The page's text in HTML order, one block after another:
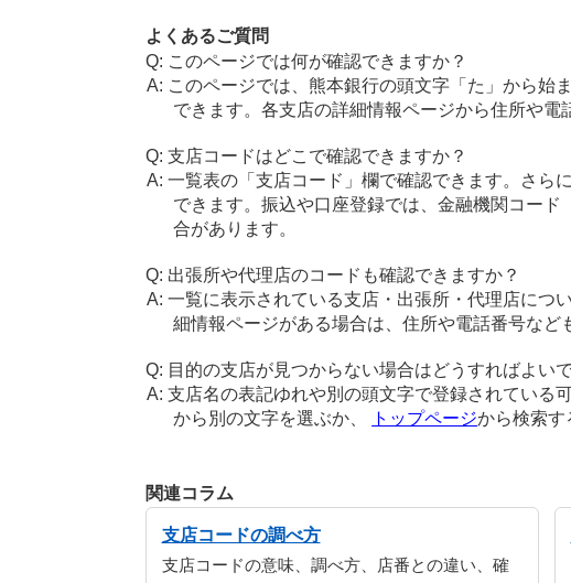
よくあるご質問
このページでは何が確認できますか？
このページでは、熊本銀行の頭文字「た」から始
できます。各支店の詳細情報ページから住所や電
支店コードはどこで確認できますか？
一覧表の「支店コード」欄で確認できます。さら
できます。振込や口座登録では、金融機関コー
合があります。
出張所や代理店のコードも確認できますか？
一覧に表示されている支店・出張所・代理店につ
細情報ページがある場合は、住所や電話番号など
目的の支店が見つからない場合はどうすればよい
支店名の表記ゆれや別の頭文字で登録されている
から別の文字を選ぶか、
トップページから検索す
関連コラム
支店コードの調べ方
支店コードの意味、調べ方、店番との違い、確